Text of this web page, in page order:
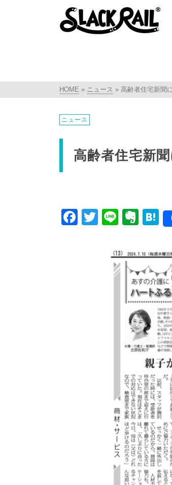
HOME » ニュース » 高齢者住宅新聞
ニュース
高齢者住宅新
Facebook
TwitterLine